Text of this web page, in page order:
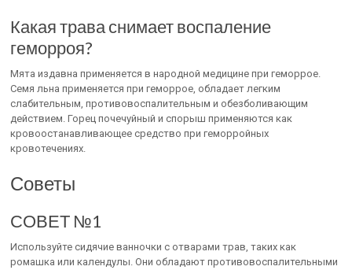
Какая трава снимает воспаление
геморроя?
Мята издавна применяется в народной медицине при геморрое.
Семя льна применяется при геморрое, обладает легким
слабительным, противовоспалительным и обезболивающим
действием. Горец почечуйный и спорыш применяются как
кровоостанавливающее средство при геморройных
кровотечениях.
Советы
СОВЕТ №1
Используйте сидячие ванночки с отварами трав, таких как
ромашка или календулы. Они обладают противовоспалительными